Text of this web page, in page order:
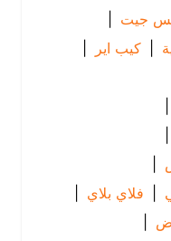
|
اير |
بلاي